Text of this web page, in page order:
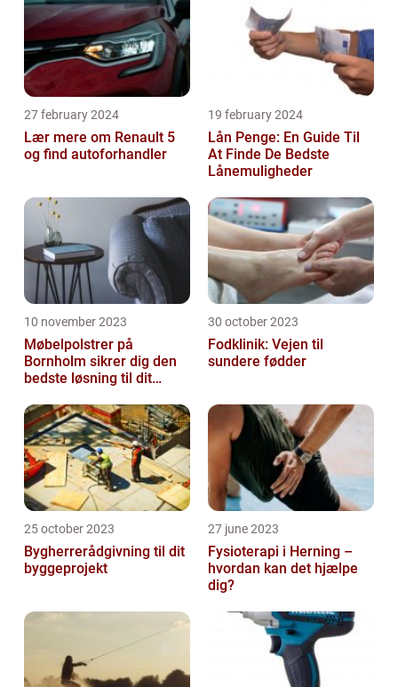
27 february 2024
Lær mere om Renault 5
og find autoforhandler
19 february 2024
Lån Penge: En Guide Til
At Finde De Bedste
Lånemuligheder
10 november 2023
Møbelpolstrer på
Bornholm sikrer dig den
bedste løsning til dit
30 october 2023
Fodklinik: Vejen til
sundere fødder
25 october 2023
Bygherrerådgivning til dit
byggeprojekt
27 june 2023
Fysioterapi i Herning –
hvordan kan det hjælpe
dig?